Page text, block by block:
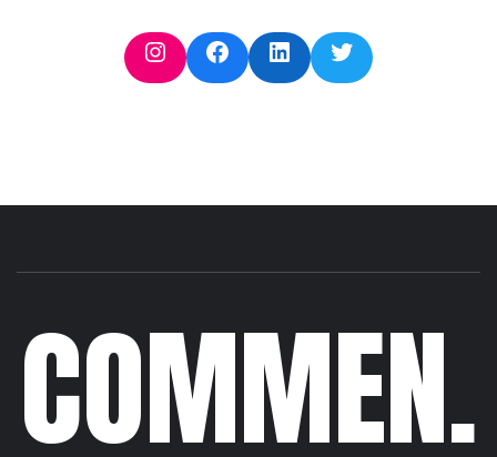
InstagramFacebookLinkedInTwitter
COMMEN.